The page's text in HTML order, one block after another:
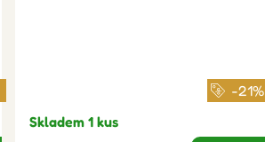
-21%
Skladem 1 kus